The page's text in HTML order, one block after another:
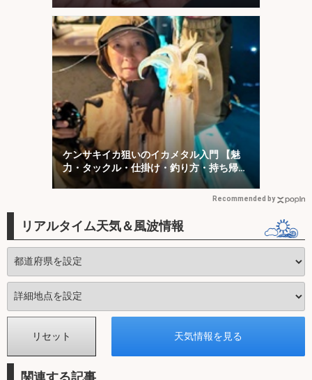
ケンサキイカ狙いのイカメタル入門 【魅
力・タックル・仕掛け・釣り方・持ち帰り
方を解説】
Recommended by
リアルタイム天気＆風波情報
関連する記事